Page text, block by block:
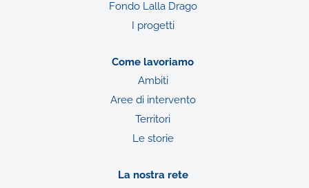
Fondo Lalla Drago
I progetti
Come lavoriamo
Ambiti
Aree di intervento
Territori
Le storie
La nostra rete